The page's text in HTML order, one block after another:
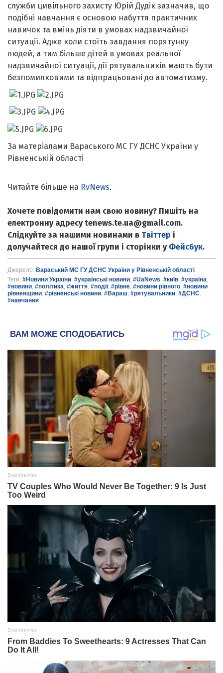
служби цивільного захисту Юрій Дудік зазначив, що
подібні навчання є основою набуття практичних
навичок та вмінь діяти в умовах надзвичайної
ситуації. Адже коли стоїть завдання порятунку
людей, а тим більше дітей в умовах реальної
надзвичайної ситуації, дії рятувальників мають бути
безпомилковими та відпрацьовані до автоматизму.
За матеріалами Вараського МС ГУ ДСНС України у
Рівненській області
Читайте більше на RvNews.
Хочете повідомити нам свою новину? Пишіть на
електронну адресу tenews.te.ua@gmail.com.
Слідкуйте за нашими новинами в Твіттер і
долучайтеся до нашої групи і сторінки у Фейсбук.
Джерело: Вараський МС ГУ ДСНС України у Рівненській області
Теги: #Новини України, #українські новини, #UaNews, #київ, #україна,
#новини, #політика, #життя, #події, #рівне, #новини рівного, #новини
рівненщини, #рівненські новини, #Вараш, #рятувальники, #ДСНС,
#навчання